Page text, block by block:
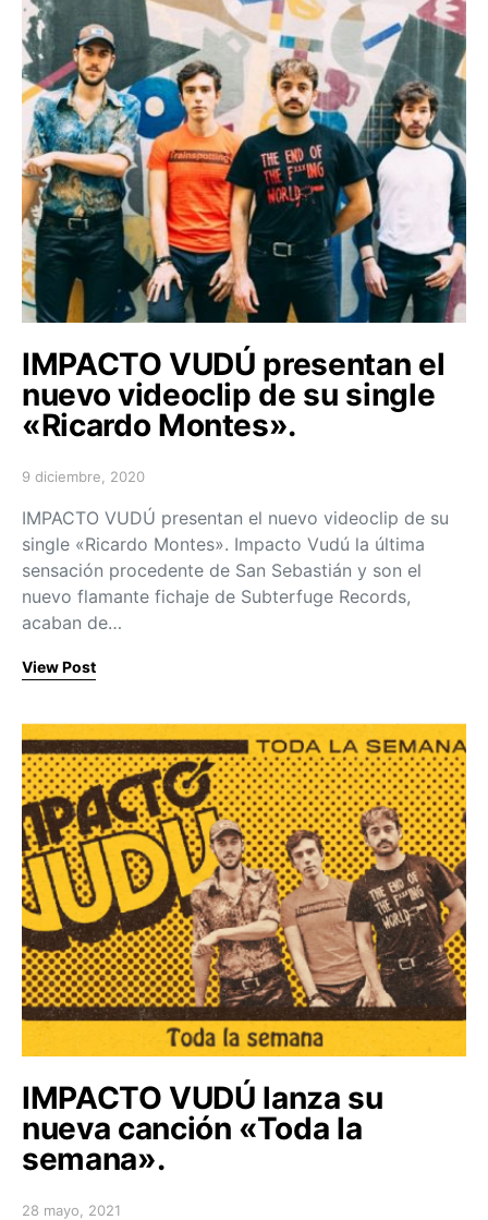
IMPACTO VUDÚ presentan el
nuevo videoclip de su single
«Ricardo Montes».
Posted on
9 diciembre, 2020
IMPACTO VUDÚ presentan el nuevo videoclip de su
single «Ricardo Montes». Impacto Vudú la última
sensación procedente de San Sebastián y son el
nuevo flamante fichaje de Subterfuge Records,
acaban de…
View Post
IMPACTO VUDÚ lanza su
nueva canción «Toda la
semana».
28 mayo, 2021